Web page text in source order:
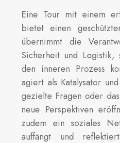
Eine Tour mit einem
bietet einen
übernimmt die
Sicherheit und Logistik,
den inneren Prozess
agiert als Katalysator
gezielte Fragen oder
neue Perspektiven
zudem ein soziales
auffängt und